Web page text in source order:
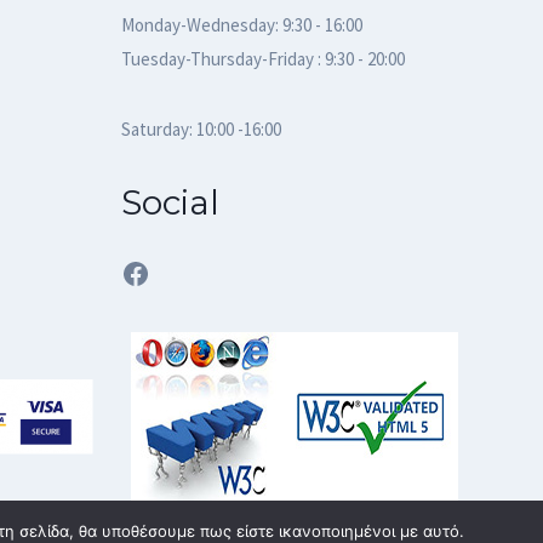
Monday-Wednesday: 9:30 - 16:00
Tuesday-Thursday-Friday : 9:30 - 20:00
Saturday: 10:00 -16:00
Social
Facebook
σελίδα, θα υποθέσουμε πως είστε ικανοποιημένοι με αυτό.